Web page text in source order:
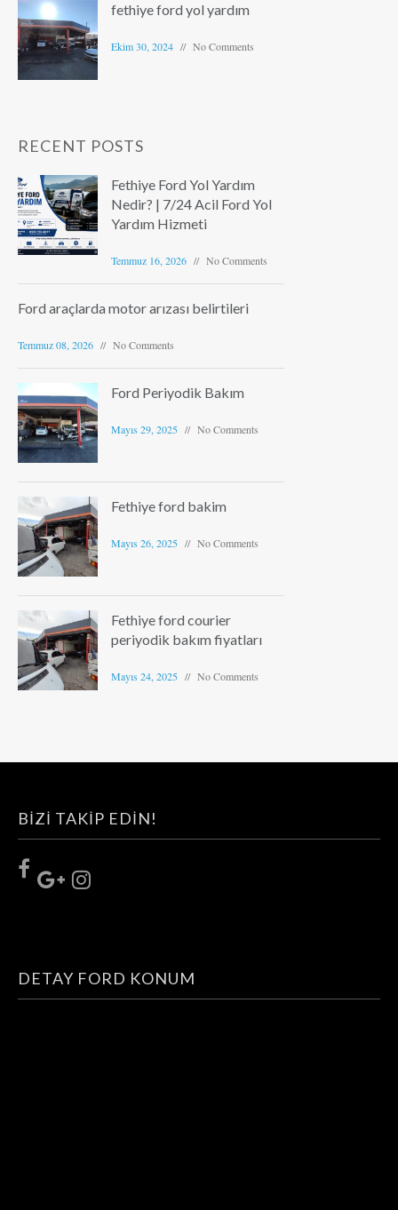
fethiye ford yol yardım
Ekim 30, 2024 No Comments
RECENT POSTS
Fethiye Ford Yol Yardım
Nedir? | 7/24 Acil Ford Yol
Yardım Hizmeti
Temmuz 16, 2026 No Comments
Ford araçlarda motor arızası belirtileri
Temmuz 08, 2026 No Comments
Ford Periyodik Bakım
Mayıs 29, 2025 No Comments
Fethiye ford bakim
Mayıs 26, 2025 No Comments
Fethiye ford courier
periyodik bakım fiyatları
Mayıs 24, 2025 No Comments
BIZI TAKIP EDIN!
DETAY FORD KONUM